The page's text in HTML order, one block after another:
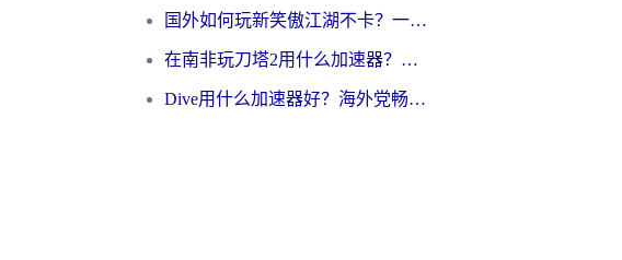
国外如何玩新笑傲江湖不卡？一份给海外游子的终极网络指南
在南非玩刀塔2用什么加速器？一份给海外游子的终极生存指南
Dive用什么加速器好？海外党畅玩国服游戏的终极避坑指南